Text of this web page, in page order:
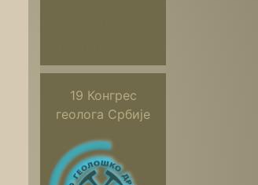
19 Конгрес
геолога Србије